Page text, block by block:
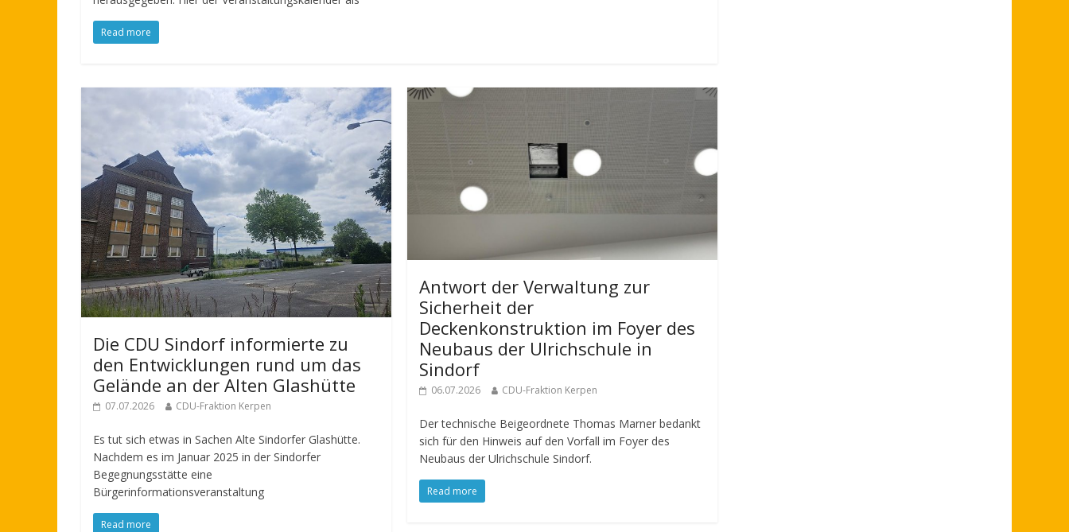
Read more
Die CDU Sindorf informierte zu
den Entwicklungen rund um das
Gelände an der Alten Glashütte
07.07.2026 CDU-Fraktion Kerpen
Es tut sich etwas in Sachen Alte Sindorfer Glashütte.
Nachdem es im Januar 2025 in der Sindorfer
Begegnungsstätte eine
Bürgerinformationsveranstaltung
Read more
Antwort der Verwaltung zur
Sicherheit der
Deckenkonstruktion im Foyer des
Neubaus der Ulrichschule in
Sindorf
06.07.2026 CDU-Fraktion Kerpen
Der technische Beigeordnete Thomas Marner bedankt
sich für den Hinweis auf den Vorfall im Foyer des
Neubaus der Ulrichschule Sindorf.
Read more